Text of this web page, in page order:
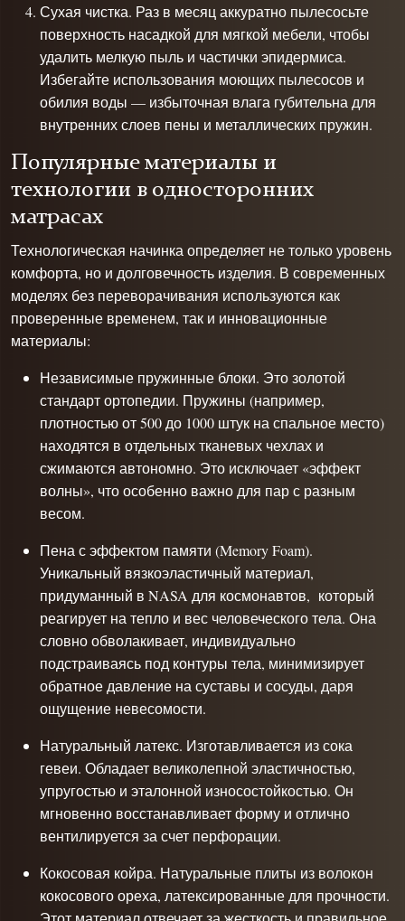
Сухая чистка. Раз в месяц аккуратно пылесосьте
поверхность насадкой для мягкой мебели, чтобы
удалить мелкую пыль и частички эпидермиса.
Избегайте использования моющих пылесосов и
обилия воды — избыточная влага губительна для
внутренних слоев пены и металлических пружин.
Популярные материалы и
технологии в односторонних
матрасах
Технологическая начинка определяет не только уровень
комфорта, но и долговечность изделия. В современных
моделях без переворачивания используются как
проверенные временем, так и инновационные
материалы:
Независимые пружинные блоки. Это золотой
стандарт ортопедии. Пружины (например,
плотностью от 500 до 1000 штук на спальное место)
находятся в отдельных тканевых чехлах и
сжимаются автономно. Это исключает «эффект
волны», что особенно важно для пар с разным
весом.
Пена с эффектом памяти (Memory Foam).
Уникальный вязкоэластичный материал,
придуманный в NASA для космонавтов, который
реагирует на тепло и вес человеческого тела. Она
словно обволакивает, индивидуально
подстраиваясь под контуры тела, минимизирует
обратное давление на суставы и сосуды, даря
ощущение невесомости.
Натуральный латекс. Изготавливается из сока
гевеи. Обладает великолепной эластичностью,
упругостью и эталонной износостойкостью. Он
мгновенно восстанавливает форму и отлично
вентилируется за счет перфорации.
Кокосовая койра. Натуральные плиты из волокон
кокосового ореха, латексированные для прочности.